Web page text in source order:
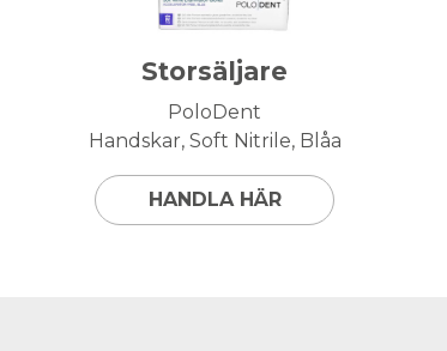
Storsäljare
PoloDent
Handskar, Soft Nitrile, Blåa
HANDLA HÄR